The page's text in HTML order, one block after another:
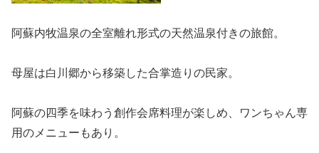
阿蘇内牧温泉の全室離れ形式の天然温泉付きの旅館。
母屋は白川郷から移築した合掌造りの民家。
阿蘇の四季を味わう創作会席料理が楽しめ、ワンちゃん専
用のメニューもあり。